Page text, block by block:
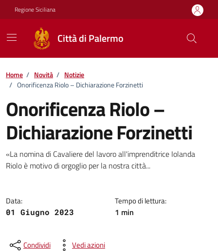
Vai ai contenuti
Vai al footer
Regione Siciliana
Città di Palermo
Home / Novità / Notizie
/ Onorificenza Riolo – Dichiarazione Forzinetti
Onorificenza Riolo –
Dichiarazione Forzinetti
Dettagli della notizia
«La nomina di Cavaliere del lavoro all'imprenditrice Iolanda
Riolo è motivo di orgoglio per la nostra città...
Data:
01 Giugno 2023
Tempo di lettura:
1 min
Condividi Vedi azioni